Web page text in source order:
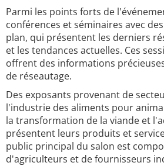
Parmi les points forts de
conférences et séminaires avec
plan, qui présentent les derniers
et les tendances actuelles. Ces
offrent des informations
de réseautage.
Des exposants provenant de
l'industrie des aliments pour
la transformation de la viande et
présentent leurs produits et
public principal du salon est
d'agriculteurs et de fournisseurs